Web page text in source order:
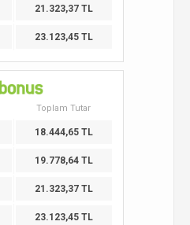
21.323,37 TL
23.123,45 TL
Toplam Tutar
18.444,65 TL
19.778,64 TL
21.323,37 TL
23.123,45 TL